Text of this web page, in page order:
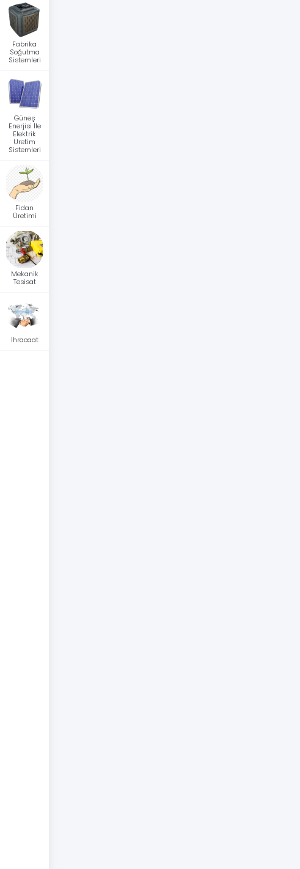
Fabrika
Soğutma
Sistemleri
Güneş
Enerjisi İle
Elektrik
Üretim
Sistemleri
Fidan
Üretimi
Mekanik
Tesisat
İhracaat